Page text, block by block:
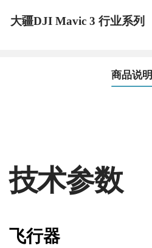
大疆DJI Mavic 3 行业系列
商品说明
技术参数
飞行器